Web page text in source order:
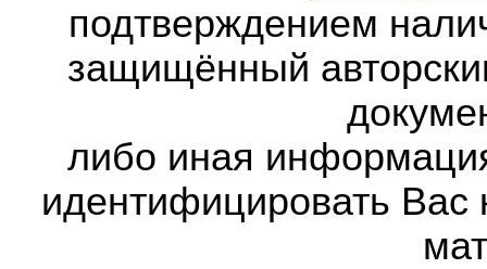
подтверждением
защищённый
либо иная
идентифицировать Вас